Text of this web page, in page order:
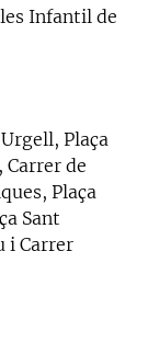
Infantil de
Plaça
Carrer de
Plaça
Sant
i Carrer